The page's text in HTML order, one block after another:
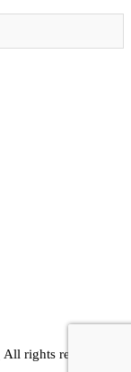
All rights reserved.